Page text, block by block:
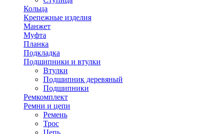
Кольца
Крепежные изделия
Манжет
Муфта
Планка
Подкладка
Подшипники и втулки
Втулки
Подшипник деревяный
Подшипники
Ремкомплект
Ремни и цепи
Ремень
Трос
Цепь